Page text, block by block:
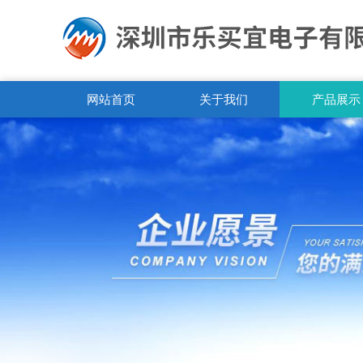
网站首页 关于我们 产品展示